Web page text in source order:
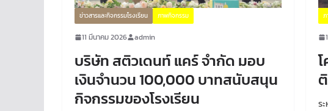
ข่าวสารและกิจกรรมโรงเรียน ภาพกิจกรรม
11 มีนาคม 2026 admin
บริษัท สติวเดนท์ แคร์ จำกัด มอบ
เงินจำนวน 100,000 บาทสนับสนุน
กิจกรรมของโรงเรียน
ภ
ร